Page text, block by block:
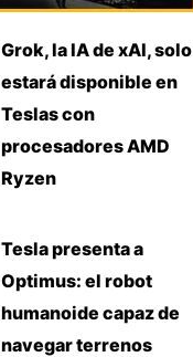
Grok, la IA de xAI, solo
estará disponible en
Teslas con
procesadores AMD
Ryzen
Tesla presenta a
Optimus: el robot
humanoide capaz de
navegar terrenos